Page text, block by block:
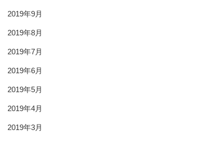
2019年9月
2019年8月
2019年7月
2019年6月
2019年5月
2019年4月
2019年3月